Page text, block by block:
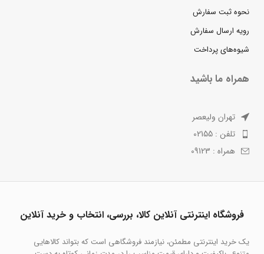
نحوه ثبت سفارش
رویه ارسال سفارش
شیوه‌های پرداخت
همراه ما باشید
تهران ولیعصر
تلفن : 02155
همراه : 09123
فروشگاه اینترنتی آنلاین کالا، بررسی، انتخاب و خرید آنلاین
یک خرید اینترنتی مطمئن، نیازمند فروشگاهی است که بتواند کالاهایی